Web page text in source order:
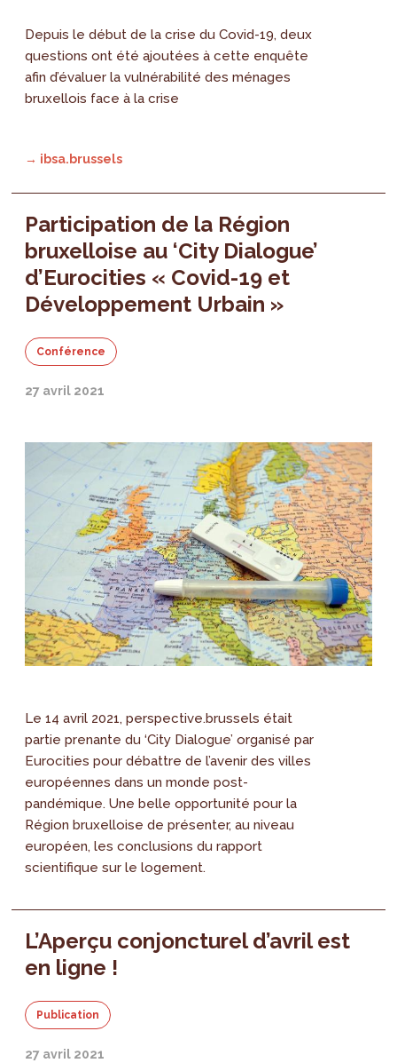
Depuis le début de la crise du Covid-19, deux
questions ont été ajoutées à cette enquête
afin d’évaluer la vulnérabilité des ménages
bruxellois face à la crise
→ ibsa.brussels
Participation de la Région
bruxelloise au ‘City Dialogue’
d’Eurocities « Covid-19 et
Développement Urbain »
Conférence
27 avril 2021
Le 14 avril 2021, perspective.brussels était
partie prenante du ‘City Dialogue’ organisé par
Eurocities pour débattre de l’avenir des villes
européennes dans un monde post-
pandémique. Une belle opportunité pour la
Région bruxelloise de présenter, au niveau
européen, les conclusions du rapport
scientifique sur le logement.
L’Aperçu conjoncturel d’avril est
en ligne !
Publication
27 avril 2021